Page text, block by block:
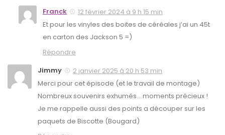
Franck
12 février 2024 à 9 h 15 min
Et pour les vinyles des boites de céréales j’ai un 45t
en carton des Jackson 5 =)
Répondre
Jimmy
2 janvier 2025 à 20 h 53 min
Merci pour cet épisode (et le travail de montage)
Nombreux souvenirs exhumés….moments précieux !
Je me rappelle aussi des points a découper sur les
paquets de Biscotte (Bougard)